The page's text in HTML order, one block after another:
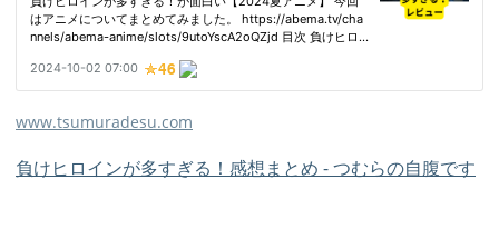
www.tsumuradesu.com
負けヒロインが多すぎる！感想まとめ - つむらの自腹です